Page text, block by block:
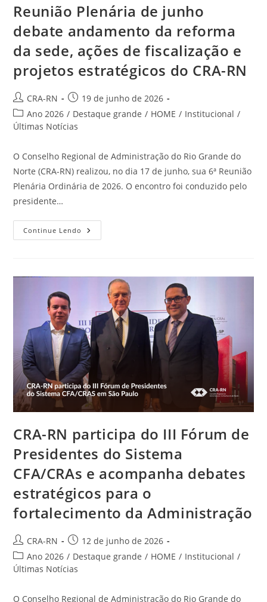
Reunião Plenária de junho
debate andamento da reforma
da sede, ações de fiscalização e
projetos estratégicos do CRA-RN
Autor
do
post:
CRA-RN
Post
publicado:
19 de junho de 2026
Categoria
do
Ano 2026 / Destaque grande / HOME / Institucional /
Últimas Notícias
O Conselho Regional de Administração do Rio Grande do
Norte (CRA-RN) realizou, no dia 17 de junho, sua 6ª Reunião
Plenária Ordinária de 2026. O encontro foi conduzido pelo
presidente…
Continue Lendo Reunião
Plenária
Da
Reforma
Ações
De
Fiscalização
E
Projetos
Estratégicos
Do
CRA-
RN
CRA-RN participa do III Fórum de
Presidentes do Sistema
CFA/CRAs e acompanha debates
estratégicos para o
fortalecimento da Administração
Autor
do
post:
CRA-RN
Post
publicado:
12 de junho de 2026
Categoria
do
Ano 2026 / Destaque grande / HOME / Institucional /
Últimas Notícias
O Conselho Regional de Administração do Rio Grande do